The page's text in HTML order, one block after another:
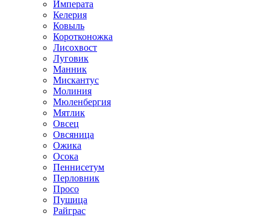
Императа
Келерия
Ковыль
Коротконожка
Лисохвост
Луговик
Манник
Мискантус
Молиния
Мюленбергия
Мятлик
Овсец
Овсяница
Ожика
Осока
Пеннисетум
Перловник
Просо
Пушица
Райграс